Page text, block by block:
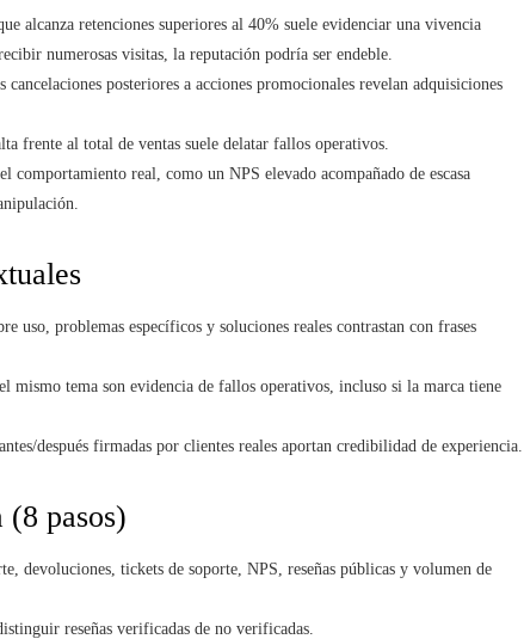
alcanza retenciones superiores al 40% suele evidenciar una vivencia
numerosas visitas, la reputación podría ser endeble.
cancelaciones posteriores a acciones promocionales revelan adquisiciones
frente al total de ventas suele delatar fallos operativos.
comportamiento real, como un NPS elevado acompañado de escasa
uso, problemas específicos y soluciones reales contrastan con frases
mismo tema son evidencia de fallos operativos, incluso si la marca tiene
después firmadas por clientes reales aportan credibilidad de experiencia.
pasos)
devoluciones, tickets de soporte, NPS, reseñas públicas y volumen de
reseñas verificadas de no verificadas.